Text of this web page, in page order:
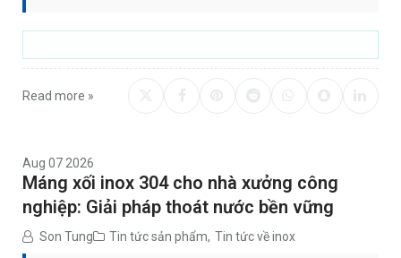
Read more »
Aug 07 2026
Máng xối inox 304 cho nhà xưởng công
nghiệp: Giải pháp thoát nước bền vững
Son Tung Tin tức sản phẩm, Tin tức về inox